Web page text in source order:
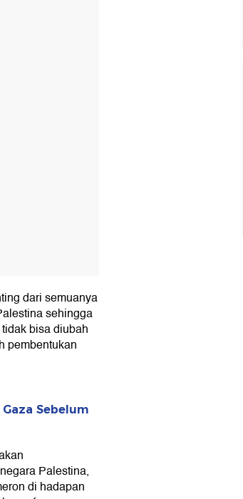
dari semuanya
sehingga
bisa diubah
pembentukan
Sebelum
Palestina,
di hadapan